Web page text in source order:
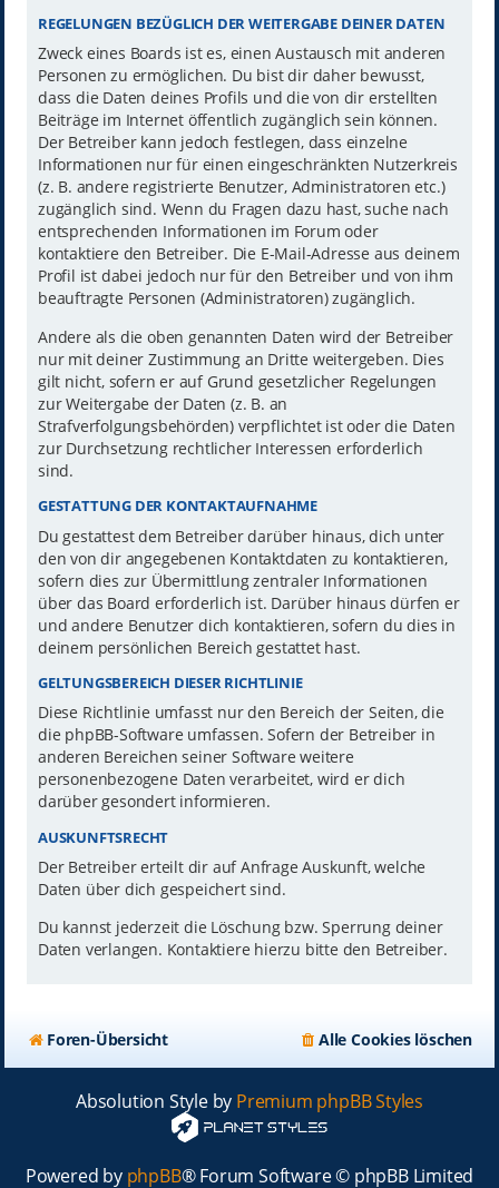
REGELUNGEN BEZÜGLICH DER WEITERGABE DEINER DATEN
Zweck eines Boards ist es, einen Austausch mit anderen
Personen zu ermöglichen. Du bist dir daher bewusst,
dass die Daten deines Profils und die von dir erstellten
Beiträge im Internet öffentlich zugänglich sein können.
Der Betreiber kann jedoch festlegen, dass einzelne
Informationen nur für einen eingeschränkten Nutzerkreis
(z. B. andere registrierte Benutzer, Administratoren etc.)
zugänglich sind. Wenn du Fragen dazu hast, suche nach
entsprechenden Informationen im Forum oder
kontaktiere den Betreiber. Die E-Mail-Adresse aus deinem
Profil ist dabei jedoch nur für den Betreiber und von ihm
beauftragte Personen (Administratoren) zugänglich.
Andere als die oben genannten Daten wird der Betreiber
nur mit deiner Zustimmung an Dritte weitergeben. Dies
gilt nicht, sofern er auf Grund gesetzlicher Regelungen
zur Weitergabe der Daten (z. B. an
Strafverfolgungsbehörden) verpflichtet ist oder die Daten
zur Durchsetzung rechtlicher Interessen erforderlich
sind.
GESTATTUNG DER KONTAKTAUFNAHME
Du gestattest dem Betreiber darüber hinaus, dich unter
den von dir angegebenen Kontaktdaten zu kontaktieren,
sofern dies zur Übermittlung zentraler Informationen
über das Board erforderlich ist. Darüber hinaus dürfen er
und andere Benutzer dich kontaktieren, sofern du dies in
deinem persönlichen Bereich gestattet hast.
GELTUNGSBEREICH DIESER RICHTLINIE
Diese Richtlinie umfasst nur den Bereich der Seiten, die
die phpBB-Software umfassen. Sofern der Betreiber in
anderen Bereichen seiner Software weitere
personenbezogene Daten verarbeitet, wird er dich
darüber gesondert informieren.
AUSKUNFTSRECHT
Der Betreiber erteilt dir auf Anfrage Auskunft, welche
Daten über dich gespeichert sind.
Du kannst jederzeit die Löschung bzw. Sperrung deiner
Daten verlangen. Kontaktiere hierzu bitte den Betreiber.
Foren-Übersicht Alle Cookies löschen
Absolution Style by Premium phpBB Styles
Powered by phpBB® Forum Software © phpBB Limited